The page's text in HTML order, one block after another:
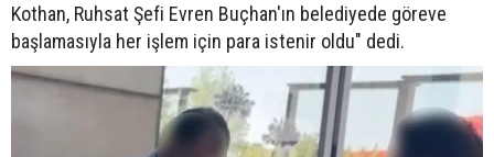
Kothan, Ruhsat Şefi Evren Buçhan'ın belediyede göreve
başlamasıyla her işlem için para istenir oldu" dedi.